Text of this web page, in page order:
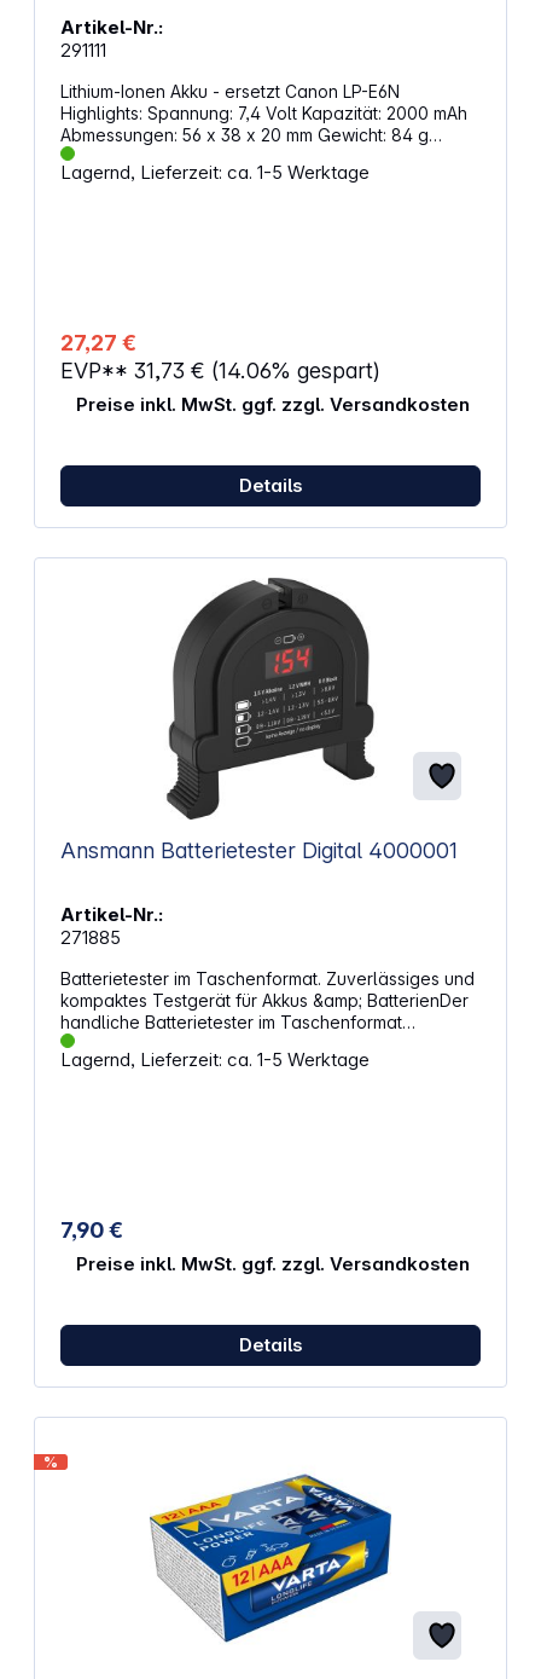
Artikel-Nr.:
291111
Lithium-Ionen Akku - ersetzt Canon LP-E6N
Highlights: Spannung: 7,4 Volt Kapazität: 2000 mAh
Abmessungen: 56 x 38 x 20 mm Gewicht: 84 g
Passend für:CanonEOS 1000D, EOS 450D, EOS
500D, EOS 90D
Lagernd, Lieferzeit: ca. 1-5 Werktage
27,27 €
EVP** 31,73 € (14.06% gespart)
Preise inkl. MwSt. ggf. zzgl. Versandkosten
Details
Ansmann Batterietester Digital 4000001
Artikel-Nr.:
271885
Batterietester im Taschenformat. Zuverlässiges und
kompaktes Testgerät für Akkus &amp; BatterienDer
handliche Batterietester im Taschenformat
funktioniert ohne Batterie oder sonstige
Stromzufuhr. Damit ist er jederzeit einsatzbereit, es
Anzeige: good, weak, replace Geeignet für: Micro
Lagernd, Lieferzeit: ca. 1-5 Werktage
7,90 €
Preise inkl. MwSt. ggf. zzgl. Versandkosten
Details
%